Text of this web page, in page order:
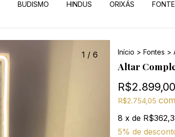
BUDISMO HINDUS ORIXÁS
1 / 6 Início > Fontes >
Altar
R$2.899,00
R$2.754,05 com
8 x de
5% de